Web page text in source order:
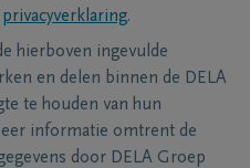
privacyverklaring.
hierboven ingevulde
en delen binnen de DELA
te houden van hun
informatie omtrent de
door DELA Groep